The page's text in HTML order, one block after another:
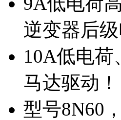
逆变器后级
10A低电荷
马达驱动！
型号8N60